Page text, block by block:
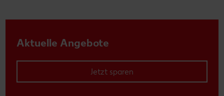
Aktuelle Angebote
Jetzt sparen